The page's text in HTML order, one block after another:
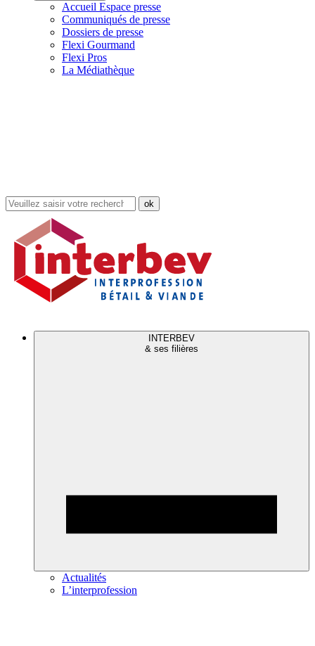
Accueil Espace presse
Communiqués de presse
Dossiers de presse
Flexi Gourmand
Flexi Pros
La Médiathèque
Rechercher
dans
site
INTERBEV
& ses filières
Actualités
L’interprofession